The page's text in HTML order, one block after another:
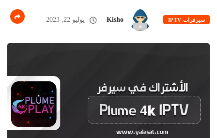
سيرفرات IPTV Kisho يوليو 22, 2023